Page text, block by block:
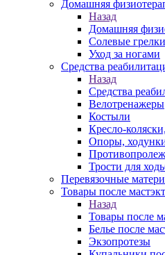
Домашняя
Назад
Домашняя
Солевые
Уход за ногами
Средства
Назад
Средства
Велотренажеры
Костыли
Кресло-
Опоры,
Трости для
Перевязочные
Товары после
Назад
Товары после
Белье после
Экзопротезы